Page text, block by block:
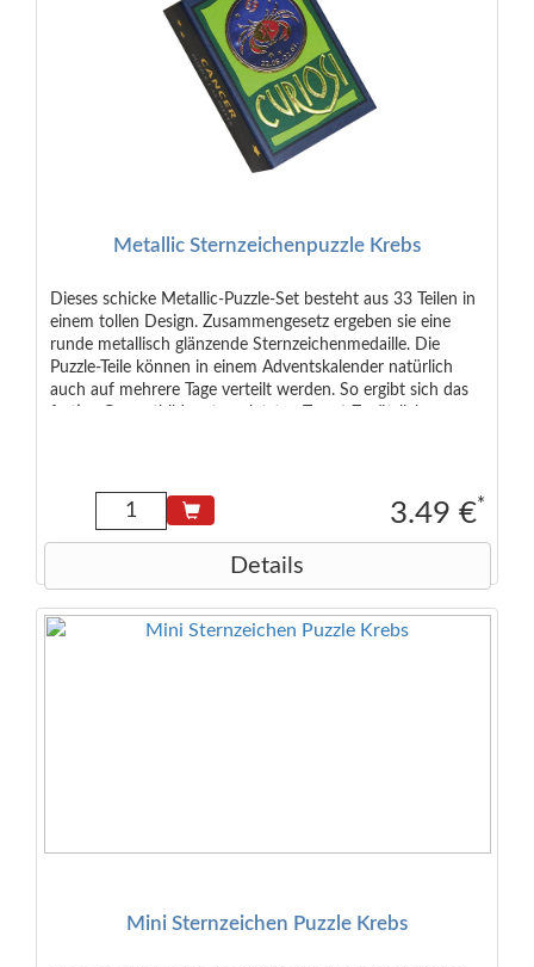
Metallic Sternzeichenpuzzle Krebs
Dieses schicke Metallic-Puzzle-Set besteht aus 33 Teilen in
einem tollen Design. Zusammengesetz ergeben sie eine
runde metallisch glänzende Sternzeichenmedaille. Die
Puzzle-Teile können in einem Adventskalender natürlich
auch auf mehrere Tage verteilt werden. So ergibt sich das
Puzzles: 9 cm Durchmesser (rund)
3.49 €*
Details
Mini Sternzeichen Puzzle Krebs